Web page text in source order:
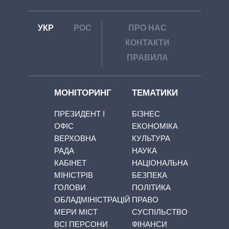
УКР РОС
ПРО НАС
КОНТАКТИ
ПРАВИЛА
МОНІТОРИНГ
ПРЕЗИДЕНТ І
ОФІС
ВЕРХОВНА
РАДА
КАБІНЕТ
МІНІСТРІВ
ГОЛОВИ
ОБЛАДМІНІСТРАЦІЙ
МЕРИ МІСТ
ВСІ ПЕРСОНИ
ТЕМАТИКИ
БІЗНЕС
ЕКОНОМІКА
КУЛЬТУРА
НАУКА
НАЦІОНАЛЬНА
БЕЗПЕКА
ПОЛІТИКА
ПРАВО
СУСПІЛЬСТВО
ФІНАНСИ